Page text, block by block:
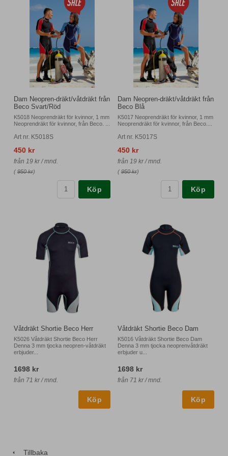
Dam Neopren-dräkt/våtdräkt från
Beco Svart/Röd
K5018 Neoprendräkt för kvinnor, 1 mm
Neoprendräkt för kvinnor, från Beco. ...
Art nr. K5018S
450 kr
från 19 kr / mnd.
( 950 kr)
Köp
Dam Neopren-dräkt/våtdräkt från
Beco Blå
K5017 Neoprendräkt för kvinnor, 1 mm
Neoprendräkt för kvinnor, från Beco....
Art nr. K5017S
450 kr
från 19 kr / mnd.
( 950 kr)
Köp
Våtdräkt Shortie Beco Herr
K5026 Våtdräkt Shortie Beco Herr
Denna 3 mm tjocka neopren-våtdräkt
erbjuder...
1698 kr
från 71 kr / mnd.
Våtdräkt Shortie Beco Dam
K5016 Våtdräkt Shortie Beco Dam
Denna 3 mm tjocka neoprenvåtdräkt
erbjuder u...
1698 kr
från 71 kr / mnd.
Tillbaka